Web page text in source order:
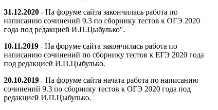
31.12.2020 - На форуме сайта закончилась работа по
написанию сочинений 9.3 по сборнику тестов к ОГЭ 2020
года под редакцией И.П.Цыбулько".
10.11.2019 - На форуме сайта закончилась работа по
написанию сочинений по сборнику тестов к ЕГЭ 2020 года
под редакцией И.П.Цыбулько.
20.10.2019 - На форуме сайта начата работа по написанию
сочинений 9.3 по сборнику тестов к ОГЭ 2020 года под
редакцией И.П.Цыбулько.